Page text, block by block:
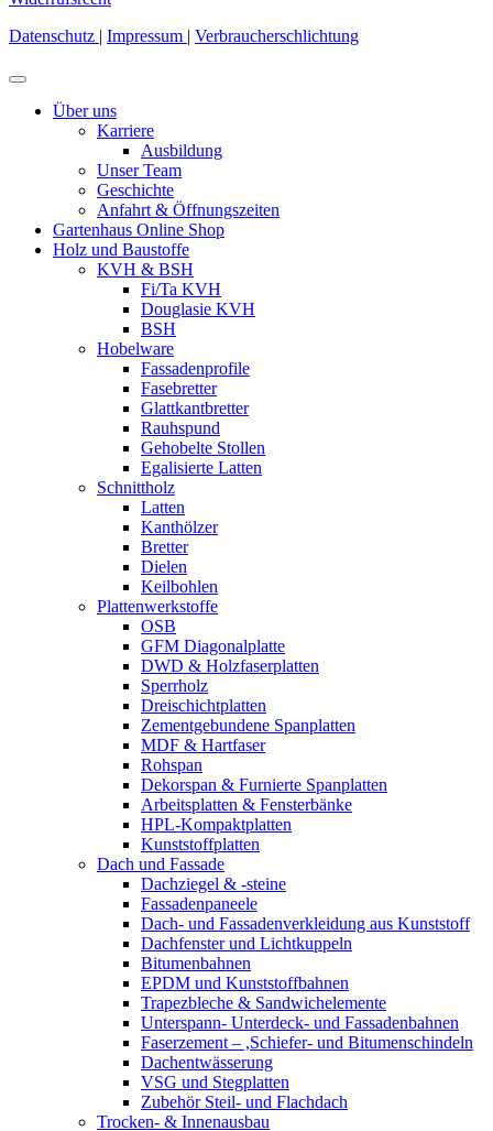
Datenschutz | Impressum | Verbraucherschlichtung
Über uns
Karriere
Ausbildung
Unser Team
Geschichte
Anfahrt & Öffnungszeiten
Gartenhaus Online Shop
Holz und Baustoffe
KVH & BSH
Fi/Ta KVH
Douglasie KVH
BSH
Hobelware
Fassadenprofile
Fasebretter
Glattkantbretter
Rauhspund
Gehobelte Stollen
Egalisierte Latten
Schnittholz
Latten
Kanthölzer
Bretter
Dielen
Keilbohlen
Plattenwerkstoffe
OSB
GFM Diagonalplatte
DWD & Holzfaserplatten
Sperrholz
Dreischichtplatten
Zementgebundene Spanplatten
MDF & Hartfaser
Rohspan
Dekorspan & Furnierte Spanplatten
Arbeitsplatten & Fensterbänke
HPL-Kompaktplatten
Kunststoffplatten
Dach und Fassade
Dachziegel & -steine
Fassadenpaneele
Dach- und Fassadenverkleidung aus Kunststoff
Dachfenster und Lichtkuppeln
Bitumenbahnen
EPDM und Kunststoffbahnen
Trapezbleche & Sandwichelemente
Unterspann- Unterdeck- und Fassadenbahnen
Faserzement – ,Schiefer- und Bitumenschindeln
Dachentwässerung
VSG und Stegplatten
Zubehör Steil- und Flachdach
Trocken- & Innenausbau